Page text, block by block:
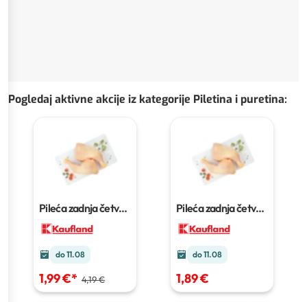
Pogledaj aktivne akcije iz kategorije Piletina i puretina:
Pileća zadnja četvrt
do 11.08
1,99 €* 4,19 €
Pileća zadnja četvrt
do 11.08
1,89 €